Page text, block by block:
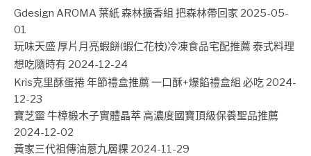
Gdesign AROMA 葉紙 森林擴香組 把森林帶回家 2025-05-
01
玩味天盛 厚片月亮蝦餅(蝦仁花枝)冷凍食品宅配推薦 泰式料理
想吃隨時有 2024-12-24
Kris克里酥蛋捲 年節禮盒推薦 一口酥+爆餡禮盒組 必吃 2024-
12-23
寶芝靈 牛樟椴木子實體晶萃 高濃度國寶頂級保養聖品推薦
2024-12-02
黃家三代祖傳油蔥九層粿 2024-11-29